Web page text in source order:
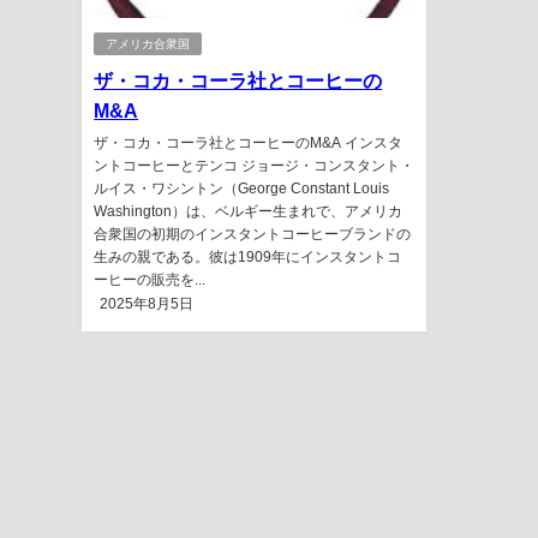
アメリカ合衆国
ザ・コカ・コーラ社とコーヒーの
M&A
ザ・コカ・コーラ社とコーヒーのM&A インスタ
ントコーヒーとテンコ ジョージ・コンスタント・
ルイス・ワシントン（George Constant Louis
Washington）は、ベルギー生まれで、アメリカ
合衆国の初期のインスタントコーヒーブランドの
生みの親である。彼は1909年にインスタントコ
ーヒーの販売を...
2025年8月5日